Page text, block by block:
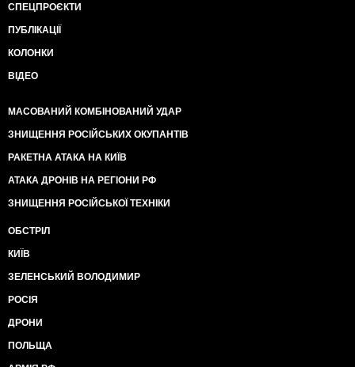
СПЕЦПРОЄКТИ
ПУБЛІКАЦІЇ
КОЛОНКИ
ВІДЕО
МАСОВАНИЙ КОМБІНОВАНИЙ УДАР
ЗНИЩЕННЯ РОСІЙСЬКИХ ОКУПАНТІВ
РАКЕТНА АТАКА НА КИЇВ
АТАКА ДРОНІВ НА РЕГІОНИ РФ
ЗНИЩЕННЯ РОСІЙСЬКОЇ ТЕХНІКИ
ОБСТРІЛ
КИЇВ
ЗЕЛЕНСЬКИЙ ВОЛОДИМИР
РОСІЯ
ДРОНИ
ПОЛЬЩА